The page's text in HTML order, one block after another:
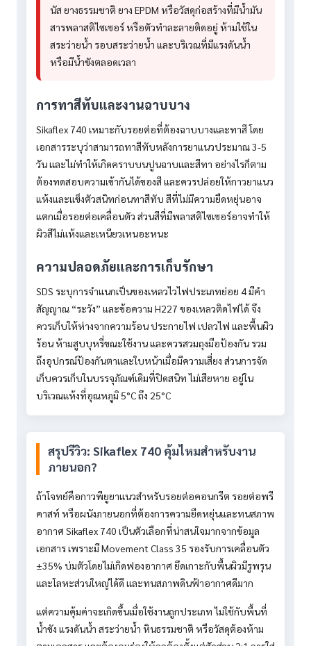
นัส ยางธรรมชาติ ยาง EPDM หรือวัสดุก่อสร้างที่มีน้ำมัน
สารพลาสติไซเซอร์ หรือตัวทำละลายติดอยู่ ห้ามใช้ใน
สระว่ายน้ำ รอบสระว่ายน้ำ และบริเวณที่มีแรงดันน้ำ
หรือมีน้ำขังตลอดเวลา
การทาสีทับและงานฉาบบาง
Sikaflex 740 เหมาะกับรอยต่อที่ต้องฉาบบางและทาสี โดย
เอกสารระบุว่าสามารถทาสีทับหลังการยาแนวประมาณ 3-5
วัน และไม่ทำให้เกิดคราบบนปูนฉาบและสีทา อย่างไรก็ตาม
ต้องทดสอบความเข้ากันได้ของสี และควรปล่อยให้กาวยาแนว
แห้งและแข็งตัวสนิทก่อนทาสีทับ สีที่ไม่มีความยืดหยุ่นอาจ
แตกเมื่อรอยต่อเคลื่อนตัว ส่วนสีที่มีพลาสติไซเซอร์อาจทำให้
ผิวสีไม่แห้งและเหนียวเหนอะหนะ
ความปลอดภัยและการเก็บรักษา
SDS ระบุการจำแนกเป็นของเหลวไวไฟประเภทย่อย 4 มีคำ
สัญญาณ “ระวัง” และข้อความ H227 ของเหลวติดไฟได้ จึง
ควรเก็บให้ห่างจากความร้อน ประกายไฟ เปลวไฟ และพื้นผิว
ร้อน ห้ามสูบบุหรี่ขณะใช้งาน และควรสวมถุงมือป้องกัน รวม
ถึงอุปกรณ์ป้องกันตาและใบหน้าเมื่อมีความเสี่ยง ส่วนการจัด
เก็บควรเก็บในบรรจุภัณฑ์เดิมที่ปิดสนิท ไม่เสียหาย อยู่ใน
บริเวณแห้งที่อุณหภูมิ 5°C ถึง 25°C
สรุปรีวิว: Sikaflex 740 คุ้มไหมสำหรับงาน
ภายนอก?
ถ้าโจทย์คือกาวพียูยาแนวสำหรับรอยต่อคอนกรีต รอยต่อพรี
คาสท์ หรือผนังภายนอกที่ต้องการความยืดหยุ่นและทนสภาพ
อากาศ Sikaflex 740 เป็นตัวเลือกที่น่าสนใจมากจากข้อมูล
เอกสาร เพราะมี Movement Class 35 รองรับการเคลื่อนตัว
±35% บ่มตัวโดยไม่เกิดฟองอากาศ ยึดเกาะกับพื้นผิวมีรูพรุน
และโลหะส่วนใหญ่ได้ดี และทนสภาพดินฟ้าอากาศดีมาก
แต่ความคุ้มค่าจะเกิดขึ้นเมื่อใช้งานถูกประเภท ไม่ใช้กับพื้นที่
น้ำขัง แรงดันน้ำ สระว่ายน้ำ หินธรรมชาติ หรือวัสดุต้องห้าม